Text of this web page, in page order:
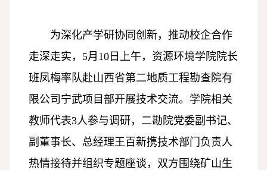
为深化产学研协同创新，推动校企合作
走深走实，5月10日上午，资源环境学院院长
班凤梅率队赴山西省第二地质工程勘查院有
限公司宁武项目部开展技术交流。学院相关
教师代表3人参与调研，二勘院党委副书记、
副董事长、总经理王百新携技术部门负责人
热情接待并组织专题座谈，双方围绕矿山生